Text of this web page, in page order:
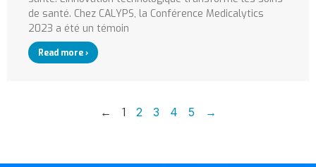
de santé. Chez CALYPS, la Conférence Medicalytics
2023 a été un témoin
Read more ›
← 1 2 3 4 5 →